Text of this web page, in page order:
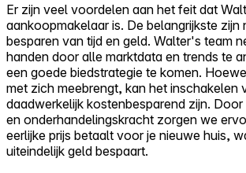
Er zijn veel voordelen aan het feit dat
aankoopmakelaar is. De belangrijkste zijn
besparen van tijd en geld. Walter's team
handen door alle marktdata en trends te
een goede biedstrategie te komen.
met zich meebrengt, kan het inschakelen
daadwerkelijk kostenbesparend zijn.
en onderhandelingskracht zorgen we
eerlijke prijs betaalt voor je nieuwe huis,
uiteindelijk geld bespaart.